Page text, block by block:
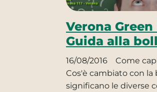
Verona
Guida alla
16/08/2016
Come
Cos'è cambiato con la
significano le diverse